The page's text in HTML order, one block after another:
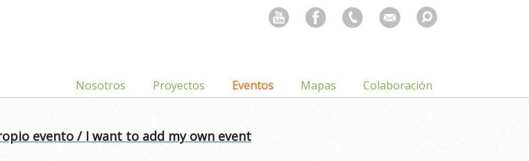
Search
for:
Nosotros Proyectos Eventos Mapas Colaboración
evento / I want to add my own event